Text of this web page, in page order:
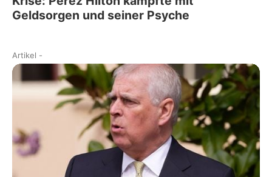
Geldsorgen und seiner Psyche
Artikel -